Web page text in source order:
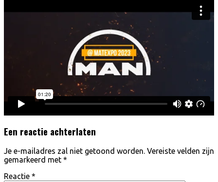
Een reactie achterlaten
Je e-mailadres zal niet getoond worden. Vereiste velden zijn
gemarkeerd met *
Reactie *